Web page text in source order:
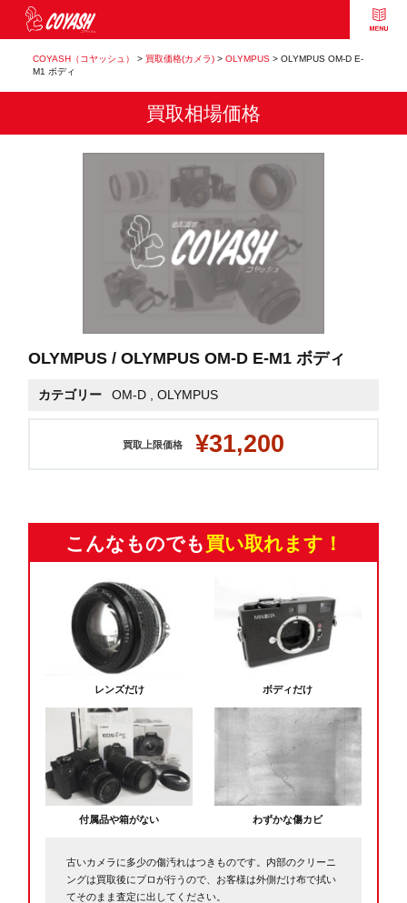
COYASH（コヤッシュ） > 買取価格(カメラ)> OLYMPUS> OLYMPUS OM-D E-
M1 ボディ
買取相場価格
OLYMPUS / OLYMPUS OM-D E-M1 ボディ
カテゴリー OM-D OLYMPUS
買取上限価格 ¥31,200
こんなものでも 買い取れます！
レンズだけ ボディだけ
付属品や箱がない わずかな傷カビ
古いカメラに多少の傷汚れはつきものです。内部のクリーニ
ングは買取後にプロが行うので、お客様は外側だけ布で拭い
てそのまま査定に出してください。